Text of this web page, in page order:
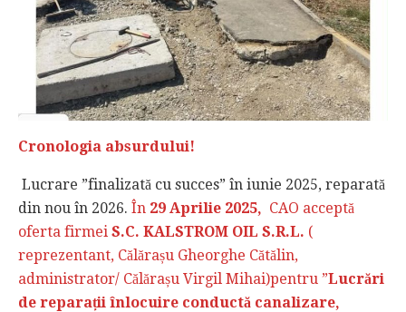
Cronologia absurdului!
Lucrare ”finalizată cu succes” în iunie 2025, reparată
din nou în 2026. În 29 Aprilie 2025, CAO acceptă
oferta firmei S.C. KALSTROM OIL S.R.L. (
reprezentant, Călărașu Gheorghe Cătălin,
administrator/ Călărașu Virgil Mihai)pentru ”Lucrări
de reparații înlocuire conductă canalizare,